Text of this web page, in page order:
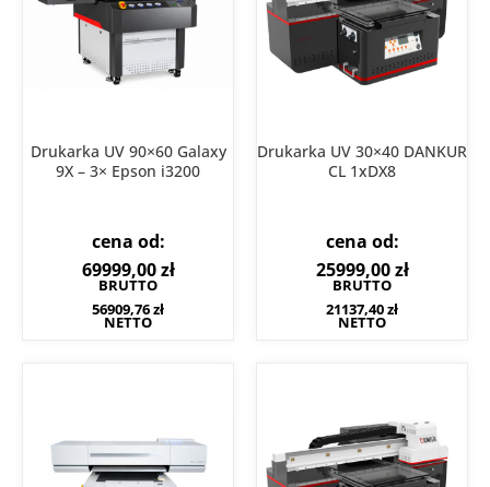
Drukarka UV 90×60 Galaxy
9X – 3× Epson i3200
cena od:
69999,00zł
BRUTTO
56909,76zł
NETTO
Drukarka UV 30×40 DANKUR
CL 1xDX8
cena od:
25999,00zł
BRUTTO
21137,40zł
NETTO